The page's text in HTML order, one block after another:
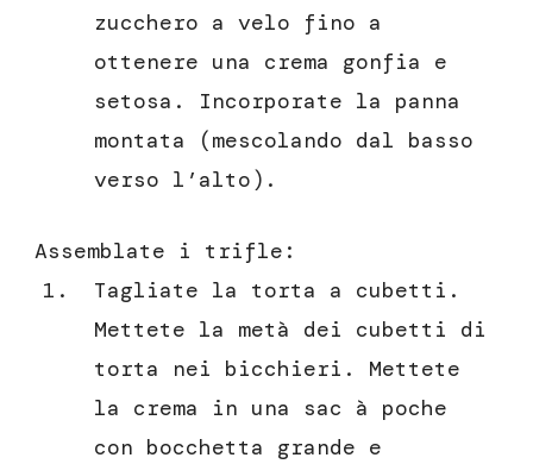
zucchero a velo fino a
ottenere una crema gonfia e
setosa. Incorporate la panna
montata (mescolando dal basso
verso l’alto).
Assemblate i trifle:
Tagliate la torta a cubetti.
Mettete la metà dei cubetti di
torta nei bicchieri. Mettete
la crema in una sac à poche
con bocchetta grande e